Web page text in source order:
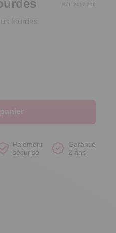
lourdes
Réf. 2417.210
Paiement
sécurisé
Garantie
2 ans